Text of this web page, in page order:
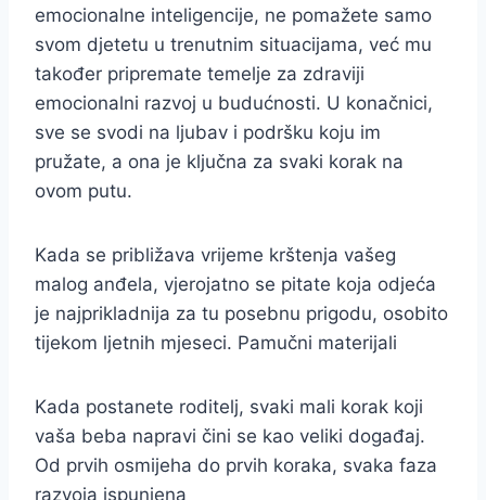
emocionalne inteligencije, ne pomažete samo
svom djetetu u trenutnim situacijama, već mu
također pripremate temelje za zdraviji
emocionalni razvoj u budućnosti. U konačnici,
sve se svodi na ljubav i podršku koju im
pružate, a ona je ključna za svaki korak na
ovom putu.
Kada se približava vrijeme krštenja vašeg
malog anđela, vjerojatno se pitate koja odjeća
je najprikladnija za tu posebnu prigodu, osobito
tijekom ljetnih mjeseci. Pamučni materijali
Kada postanete roditelj, svaki mali korak koji
vaša beba napravi čini se kao veliki događaj.
Od prvih osmijeha do prvih koraka, svaka faza
razvoja ispunjena